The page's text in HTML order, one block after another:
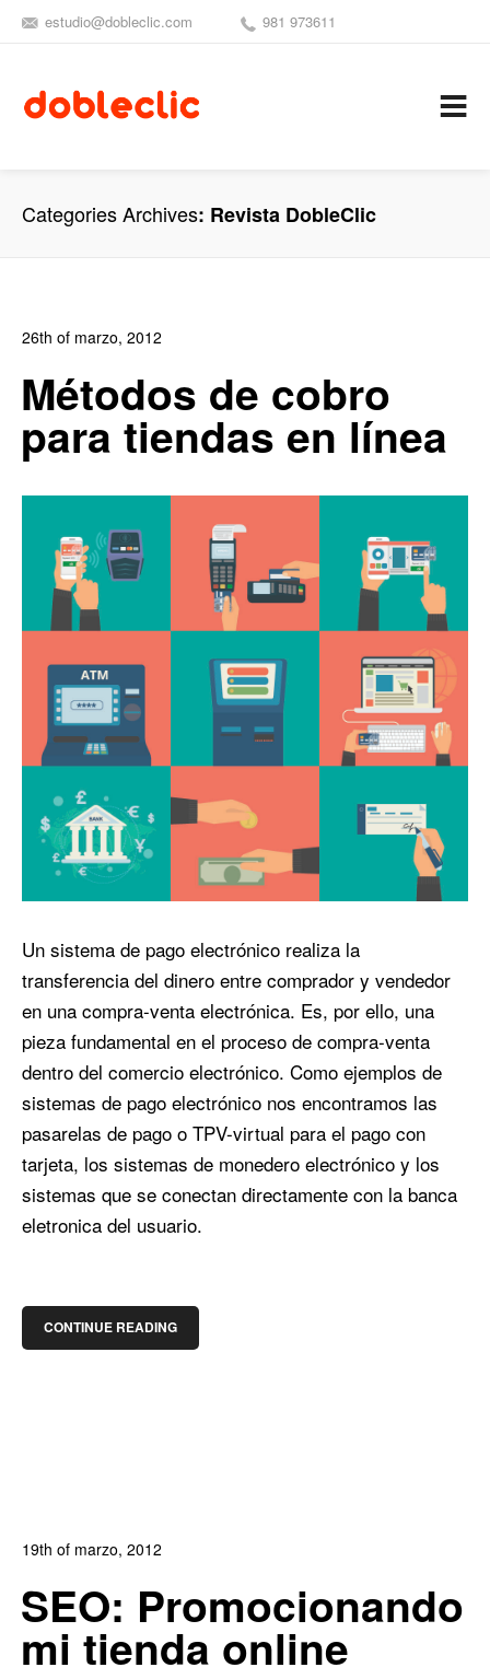
estudio@dobleclic.com 981 973611
Categories Archives Revista DobleClic
26th of marzo, 2012
0
5
Métodos de cobro
para tiendas en línea
Un sistema de pago electrónico realiza la
transferencia del dinero entre comprador y vendedor
en una compra-venta electrónica. Es, por ello, una
pieza fundamental en el proceso de compra-venta
dentro del comercio electrónico. Como ejemplos de
sistemas de pago electrónico nos encontramos las
pasarelas de pago o TPV-virtual para el pago con
tarjeta, los sistemas de monedero electrónico y los
sistemas que se conectan directamente con la banca
eletronica del usuario.
CONTINUE READING
19th of marzo, 2012
1
SEO: Promocionando
mi tienda online